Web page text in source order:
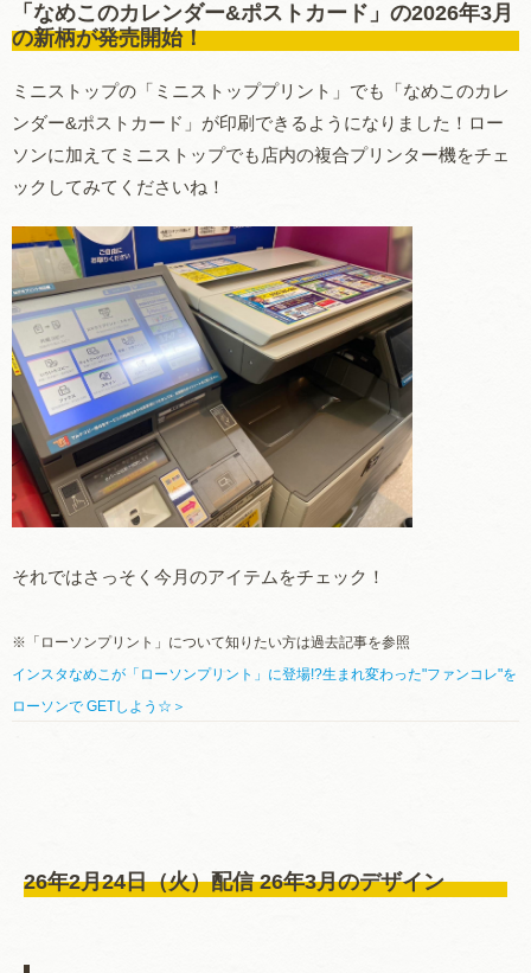
「なめこのカレンダー&ポストカード」の2026年3月
の新柄が発売開始！
ミニストップの「ミニストッププリント」でも「なめこのカレ
ンダー&ポストカード」が印刷できるようになりました！ロー
ソンに加えてミニストップでも店内の複合プリンター機をチェ
ックしてみてくださいね！
それではさっそく今月のアイテムをチェック！
※「ローソンプリント」について知りたい方は過去記事を参照
インスタなめこが「ローソンプリント」に登場!?生まれ変わった"ファンコレ"を
ローソンで GETしよう☆＞
26年2月24日（火）配信 26年3月のデザイン